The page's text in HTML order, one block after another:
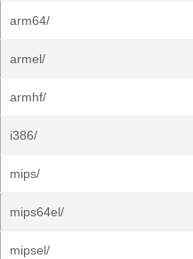
arm64/
armel/
armhf/
i386/
mips/
mips64el/
mipsel/